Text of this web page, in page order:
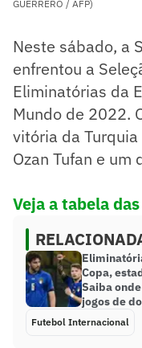
GUERRERO / AFP)
Neste sábado, a
enfrentou a
Eliminatórias da
Mundo de 2022.
vitória da
Ozan Tufan e um
Veja a tabela
Copa,
Saiba
jogos de
Futebol Internacional